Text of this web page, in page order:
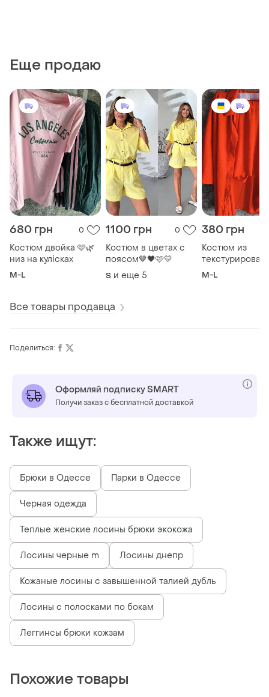
Еще продаю
680 грн 0
Костюм двойка 🩷🌿
низ на кулісках
M-L
1100 грн 0
Костюм в цветах с
поясом🤎🖤🩷💛
S и еще 5
380 грн
Костюм из
ткани ♥️
M-L
Все товары продавца
Поделиться:
Оформляй подписку SMART
Получи заказ с бесплатной доставкой
Также ищут:
Брюки в Одессе Парки в Одессе
Черная одежда
Теплые женские лосины брюки экокожа
Лосины черные m Лосины днепр
Кожаные лосины с завышенной талией дубль
Лосины с полосками по бокам
Леггинсы брюки кожзам
Похожие товары